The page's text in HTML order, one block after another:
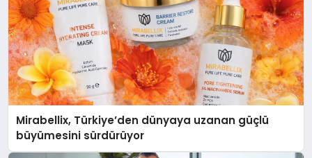
Mirabellix, Türkiye’den dünyaya uzanan güçlü
büyümesini sürdürüyor